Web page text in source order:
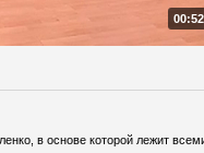
в основе которой лежит